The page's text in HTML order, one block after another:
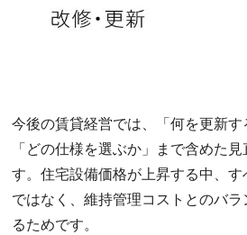
今後の賃貸経営では、「何を更新す
「どの仕様を選ぶか」まで含めた
す。住宅設備価格が上昇する中、
ではなく、維持管理コストとのバ
るためです。